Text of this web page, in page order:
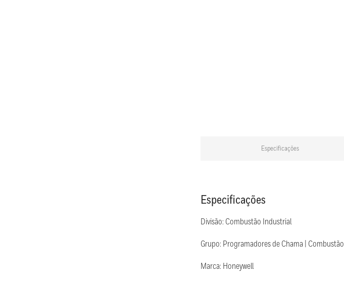
Especificações
Especificações
Divisão: Combustão Industrial
Grupo: Programadores de Chama | Combustão
Marca: Honeywell